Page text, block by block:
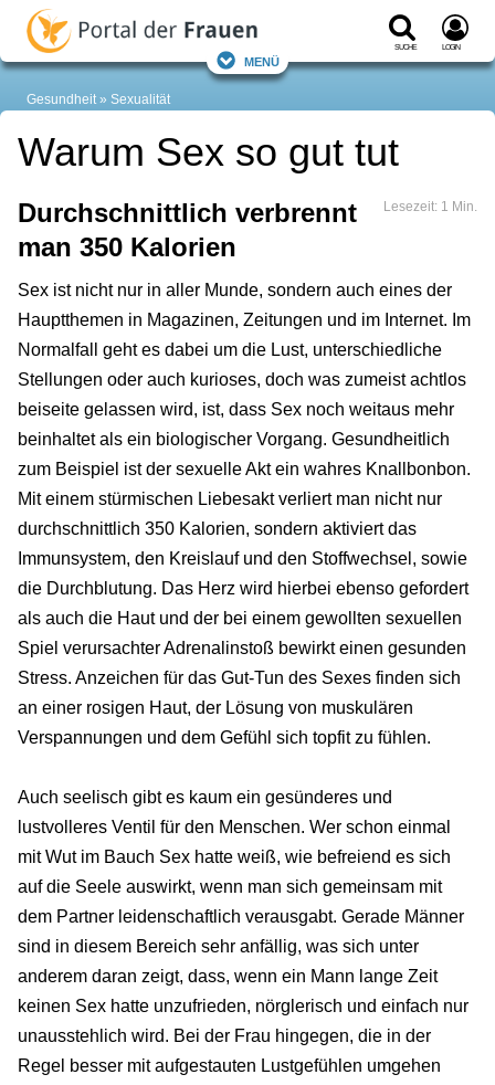
Suche Login
Menü
Gesundheit Sexualität
Warum Sex so gut tut
Lesezeit: 1 Min.
Durchschnittlich verbrennt
man 350 Kalorien
Sex ist nicht nur in aller Munde, sondern auch eines der
Hauptthemen in Magazinen, Zeitungen und im Internet. Im
Normalfall geht es dabei um die Lust, unterschiedliche
Stellungen oder auch kurioses, doch was zumeist achtlos
beiseite gelassen wird, ist, dass Sex noch weitaus mehr
beinhaltet als ein biologischer Vorgang. Gesundheitlich
zum Beispiel ist der sexuelle Akt ein wahres Knallbonbon.
Mit einem stürmischen Liebesakt verliert man nicht nur
durchschnittlich 350 Kalorien, sondern aktiviert das
Immunsystem, den Kreislauf und den Stoffwechsel, sowie
die Durchblutung. Das Herz wird hierbei ebenso gefordert
als auch die Haut und der bei einem gewollten sexuellen
Spiel verursachter Adrenalinstoß bewirkt einen gesunden
Stress. Anzeichen für das Gut-Tun des Sexes finden sich
an einer rosigen Haut, der Lösung von muskulären
Verspannungen und dem Gefühl sich topfit zu fühlen.
Auch seelisch gibt es kaum ein gesünderes und
lustvolleres Ventil für den Menschen. Wer schon einmal
mit Wut im Bauch Sex hatte weiß, wie befreiend es sich
auf die Seele auswirkt, wenn man sich gemeinsam mit
dem Partner leidenschaftlich verausgabt. Gerade Männer
sind in diesem Bereich sehr anfällig, was sich unter
anderem daran zeigt, dass, wenn ein Mann lange Zeit
keinen Sex hatte unzufrieden, nörglerisch und einfach nur
unausstehlich wird. Bei der Frau hingegen, die in der
Regel besser mit aufgestauten Lustgefühlen umgehen